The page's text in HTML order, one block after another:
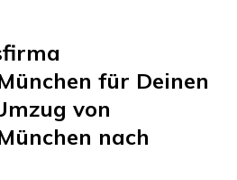
für Deinen
von
nach